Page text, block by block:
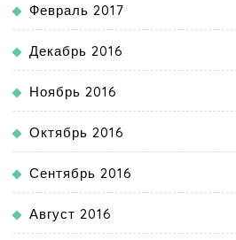
Февраль 2017
Декабрь 2016
Ноябрь 2016
Октябрь 2016
Сентябрь 2016
Август 2016